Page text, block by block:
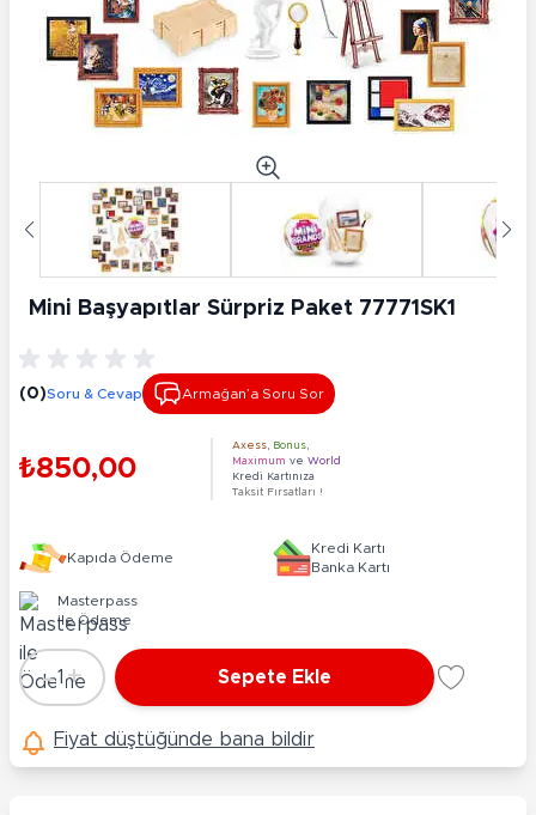
Mini Başyapıtlar Sürpriz Paket 77771SK1
(0)Soru & Cevap Armağan’a Soru Sor
₺850,00
Axess Bonus
Maximum ve World
Kredi Kartınıza
Taksit Fırsatları !
Kapıda Ödeme
Kredi Kartı
Banka Kartı
Masterpass
ile Ödeme
Adet
-1 + Sepete Ekle
Fiyat düştüğünde bana bildir